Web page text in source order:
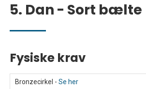
5. Dan - Sort bælte
Fysiske krav
Bronzecirkel - Se her